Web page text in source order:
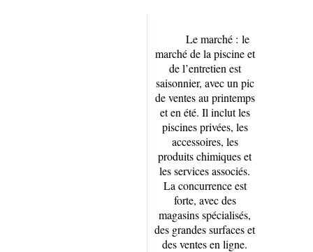
Le marché : le
marché de la piscine et
de l’entretien est
saisonnier, avec un pic
de ventes au printemps
et en été. Il inclut les
piscines privées, les
accessoires, les
produits chimiques et
les services associés.
La concurrence est
forte, avec des
magasins spécialisés,
des grandes surfaces et
des ventes en ligne.